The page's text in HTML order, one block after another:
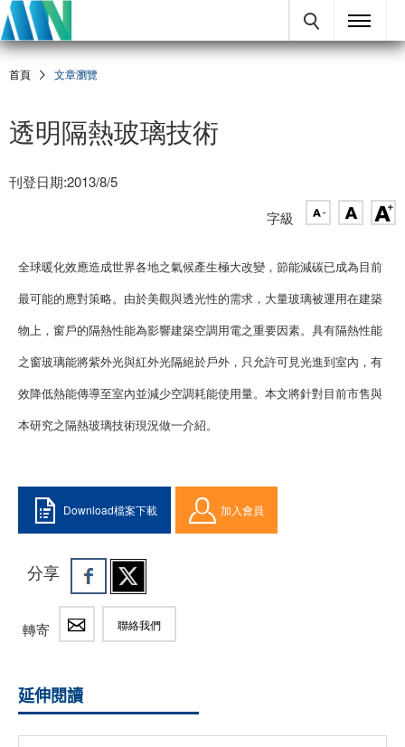
首頁 文章瀏覽
透明隔熱玻璃技術
刊登日期:2013/8/5
字級
全球暖化效應造成世界各地之氣候產生極大改變，節能減碳已成為目前
最可能的應對策略。由於美觀與透光性的需求，大量玻璃被運用在建築
物上，窗戶的隔熱性能為影響建築空調用電之重要因素。具有隔熱性能
之窗玻璃能將紫外光與紅外光隔絕於戶外，只允許可見光進到室內，有
效降低熱能傳導至室內並減少空調耗能使用量。本文將針對目前市售與
本研究之隔熱玻璃技術現況做一介紹。
Download檔案下載 加入會員
分享
轉寄 聯絡我們
延伸閱讀